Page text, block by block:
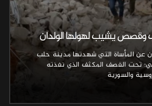
يشيب لهولها الولدان
عن المأساة التي شهدتها مدينة حلب
تحت القصف المكثف الذي نفذته
والسورية